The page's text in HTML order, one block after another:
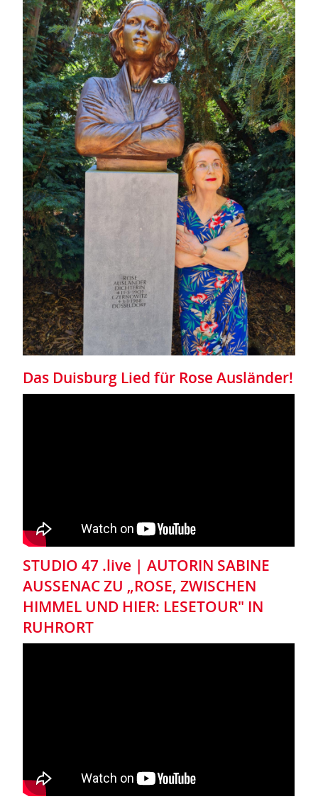
Das Duisburg Lied für Rose Ausländer!
STUDIO 47 .live | AUTORIN SABINE
AUSSENAC ZU „ROSE, ZWISCHEN
HIMMEL UND HIER: LESETOUR" IN
RUHRORT